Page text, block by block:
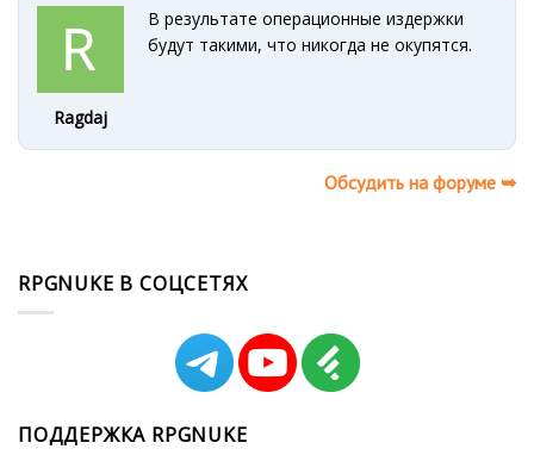
Ragdaj
В результате операционные издержки
будут такими, что никогда не окупятся.
Обсудить на форуме ➥
RPGNUKE В СОЦСЕТЯХ
ПОДДЕРЖКА RPGNUKE